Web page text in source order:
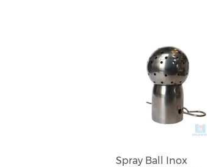
Spray Ball Inox